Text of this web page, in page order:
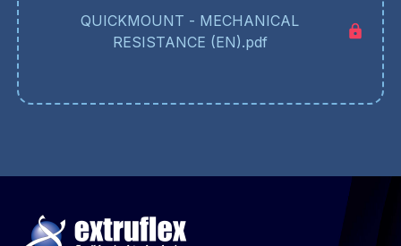
QUICKMOUNT - MECHANICAL
RESISTANCE (EN).pdf